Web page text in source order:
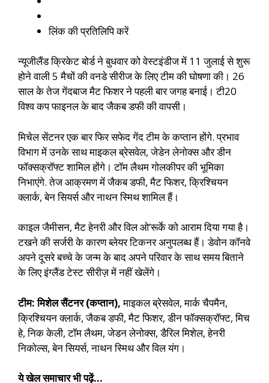
लिंक की प्रतिलिपि करें
न्यूजीलैंड क्रिकेट बोर्ड ने बुधवार को वेस्टइंडीज में 11 जुलाई से शुरू
होने वाली 5 मैचों की वनडे सीरीज के लिए टीम की घोषणा की। 26
साल के तेज गेंदबाज मैट फिशर ने पहली बार जगह बनाई। टी20
विश्व कप फाइनल के बाद जैकब डफी की वापसी।
मिचेल सेंटनर एक बार फिर सफेद गेंद टीम के कप्तान होंगे. प्रभाव
विभाग में उनके साथ माइकल ब्रेसवेल, जेडेन लेनोक्स और डीन
फॉक्सक्रॉफ्ट शामिल होंगे। टॉम लैथम गोलकीपर की भूमिका
निभाएंगे. तेज आक्रमण में जैकब डफी, मैट फिशर, क्रिश्चियन
क्लार्क, बेन सियर्स और नाथन स्मिथ शामिल हैं।
काइल जैमीसन, मैट हेनरी और विल ओ’रूर्के को आराम दिया गया है।
टखने की सर्जरी के कारण ब्लेयर टिकनर अनुपलब्ध हैं। डेवोन कॉनवे
अपने दूसरे बच्चे के जन्म के बाद अपने परिवार के साथ समय बिताने
के लिए इंग्लैंड टेस्ट सीरीज़ में नहीं खेलेंगे।
टीम: मिशेल सैंटनर (कप्तान),माइकल ब्रेसवेल, मार्क चैपमैन,
क्रिश्चियन क्लार्क, जैकब डफी, मैट फिशर, डीन फॉक्सक्रॉफ्ट, मिच
हे, निक केली, टॉम लैथम, जेडन लेनोक्स, डैरिल मिशेल, हेनरी
निकोल्स, बेन सियर्स, नाथन स्मिथ और विल यंग।
ये खेल समाचार भी पढ़ें…